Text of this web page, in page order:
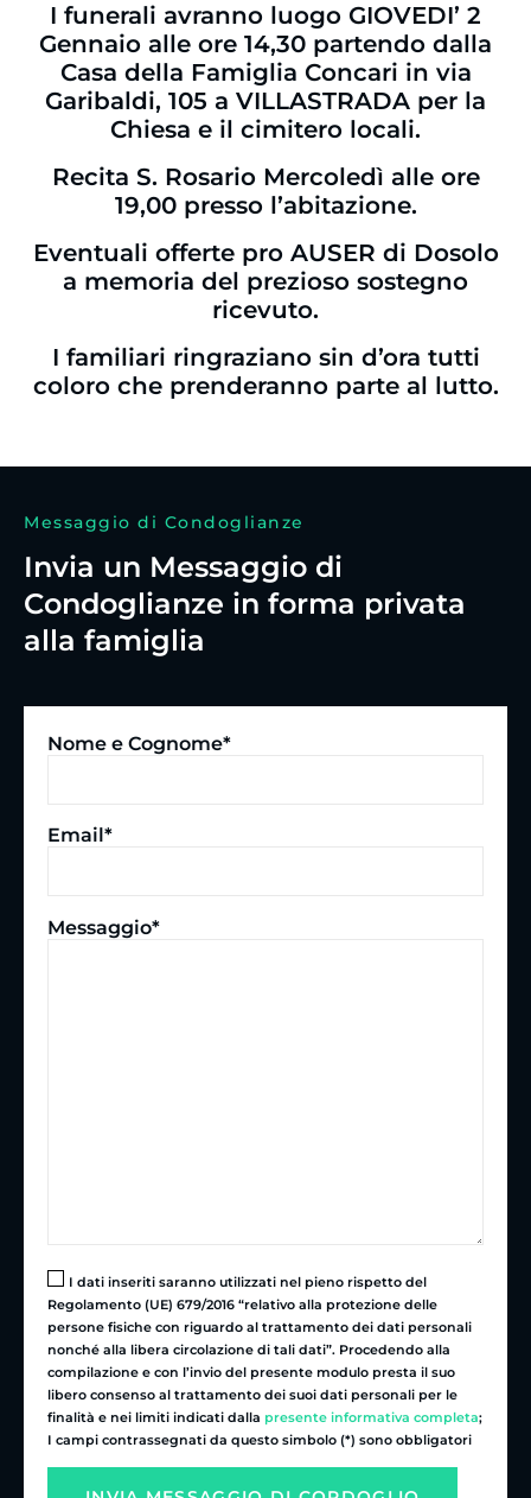
I funerali avranno luogo GIOVEDI’ 2
Gennaio alle ore 14,30 partendo dalla
Casa della Famiglia Concari in via
Garibaldi, 105 a VILLASTRADA per la
Chiesa e il cimitero locali.
Recita S. Rosario Mercoledì alle ore
19,00 presso l’abitazione.
Eventuali offerte pro AUSER di Dosolo
a memoria del prezioso sostegno
ricevuto.
I familiari ringraziano sin d’ora tutti
coloro che prenderanno parte al lutto.
Messaggio di Condoglianze
Invia un Messaggio di
Condoglianze in forma privata
alla famiglia
Nome e Cognome*
Email*
Messaggio*
I dati inseriti saranno utilizzati nel pieno rispetto del
Regolamento (UE) 679/2016 “relativo alla protezione delle
persone fisiche con riguardo al trattamento dei dati personali
nonché alla libera circolazione di tali dati”. Procedendo alla
compilazione e con l’invio del presente modulo presta il suo
libero consenso al trattamento dei suoi dati personali per le
finalità e nei limiti indicati dalla presente informativa completa;
I campi contrassegnati da questo simbolo (*) sono obbligatori